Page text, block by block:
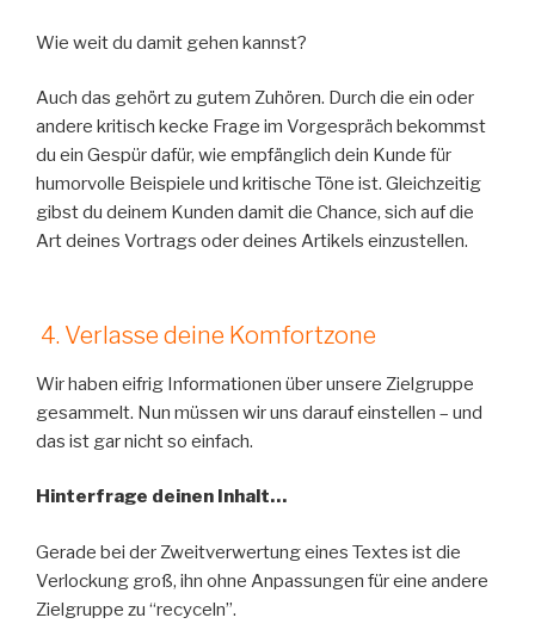
Wie weit du damit gehen kannst?
Auch das gehört zu gutem Zuhören. Durch die ein oder
andere kritisch kecke Frage im Vorgespräch bekommst
du ein Gespür dafür, wie empfänglich dein Kunde für
humorvolle Beispiele und kritische Töne ist. Gleichzeitig
gibst du deinem Kunden damit die Chance, sich auf die
Art deines Vortrags oder deines Artikels einzustellen.
4. Verlasse deine Komfortzone
Wir haben eifrig Informationen über unsere Zielgruppe
gesammelt. Nun müssen wir uns darauf einstellen – und
das ist gar nicht so einfach.
Hinterfrage deinen Inhalt…
Gerade bei der Zweitverwertung eines Textes ist die
Verlockung groß, ihn ohne Anpassungen für eine andere
Zielgruppe zu “recyceln”.